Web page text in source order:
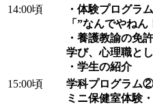
14:00頃
・体験プログラ
「”なんでやねん
・養護教諭の免
学び、心理職と
・学生の紹介
15:00頃
学科プログラム②
ミニ保健室体験